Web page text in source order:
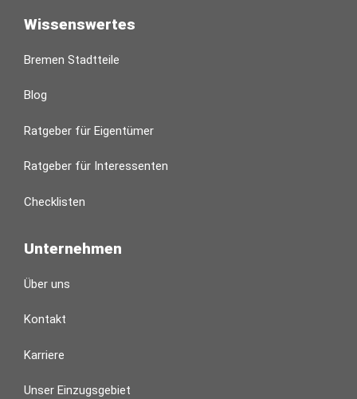
Wissenswertes
Bremen Stadtteile
Blog
Ratgeber für Eigentümer
Ratgeber für Interessenten
Checklisten
Unternehmen
Über uns
Kontakt
Karriere
Unser Einzugsgebiet